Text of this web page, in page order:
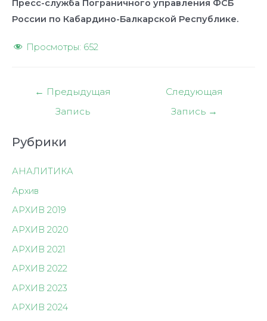
Пресс-служба Пограничного управления ФСБ
России по Кабардино-Балкарской Республике.
Просмотры: 652
Навигация
← Предыдущая
Запись
Следующая
Запись →
Рубрики
АНАЛИТИКА
Архив
АРХИВ 2019
АРХИВ 2020
АРХИВ 2021
АРХИВ 2022
АРХИВ 2023
АРХИВ 2024